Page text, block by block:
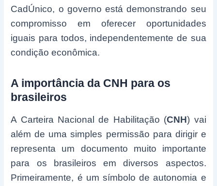
CadÚnico, o governo está demonstrando seu
compromisso em oferecer oportunidades
iguais para todos, independentemente de sua
condição econômica.
A importância da CNH para os
brasileiros
A Carteira Nacional de Habilitação (CNH) vai
além de uma simples permissão para dirigir e
representa um documento muito importante
para os brasileiros em diversos aspectos.
Primeiramente, é um símbolo de autonomia e